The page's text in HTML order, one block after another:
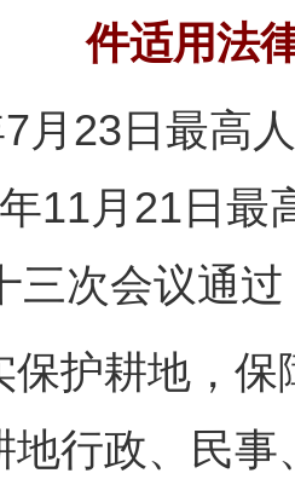
件适用法
7月23日最高
11月21日最
三次会议通
耕地，保
地行政、民